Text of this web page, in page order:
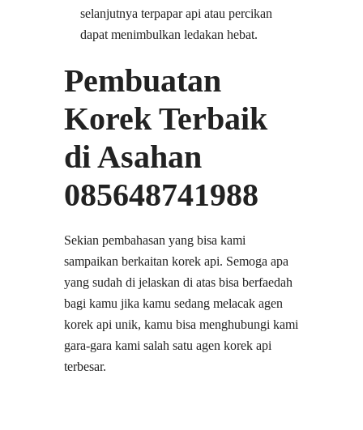
selanjutnya terpapar api atau percikan
dapat menimbulkan ledakan hebat.
Pembuatan
Korek Terbaik
di Asahan
085648741988
Sekian pembahasan yang bisa kami
sampaikan berkaitan korek api. Semoga apa
yang sudah di jelaskan di atas bisa berfaedah
bagi kamu jika kamu sedang melacak agen
korek api unik, kamu bisa menghubungi kami
gara-gara kami salah satu agen korek api
terbesar.